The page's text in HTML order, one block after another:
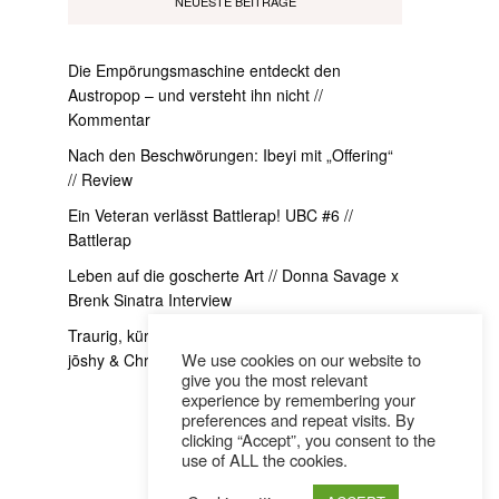
Die Empörungsmaschine entdeckt den
Austropop – und versteht ihn nicht //
Kommentar
Nach den Beschwörungen: Ibeyi mit „Offering“
// Review
Ein Veteran verlässt Battlerap! UBC #6 //
Battlerap
Leben auf die goscherte Art // Donna Savage x
Brenk Sinatra Interview
Traurig, kürzer und ein bisschen exzessiver //
jōshy & Christoh im InterviewWe use cookies on our website to
give you the most relevant
experience by remembering your
preferences and repeat visits. By
clicking “Accept”, you consent to the
use of ALL the cookies.